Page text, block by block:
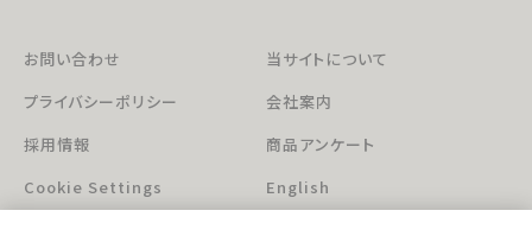
お問い合わせ
当サイトについて
プライバシーポリシー
会社案内
採用情報
商品アンケート
Cookie Settings
English